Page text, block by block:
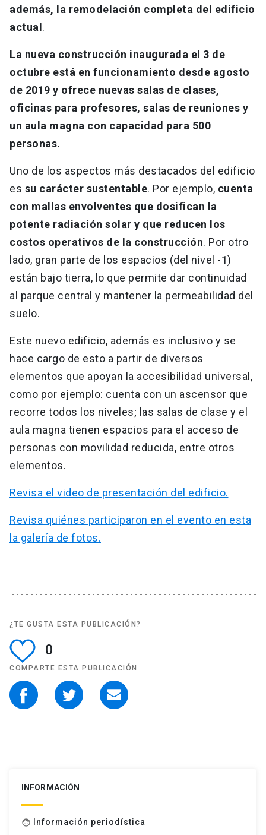
además, la remodelación completa del edificio
actual .
La nueva construcción inaugurada el 3 de
octubre está en funcionamiento desde agosto
de 2019 y ofrece nuevas salas de clases,
oficinas para profesores, salas de reuniones y
un aula magna con capacidad para 500
personas.
Uno de los aspectos más destacados del edificio
es su carácter sustentable. Por ejemplo, cuenta
con mallas envolventes que dosifican la
potente radiación solar y que reducen los
costos operativos de la construcción. Por otro
lado, gran parte de los espacios (del nivel -1)
están bajo tierra, lo que permite dar continuidad
al parque central y mantener la permeabilidad del
suelo.
Este nuevo edificio, además es inclusivo y se
hace cargo de esto a partir de diversos
elementos que apoyan la accesibilidad universal,
como por ejemplo: cuenta con un ascensor que
recorre todos los niveles; las salas de clase y el
aula magna tienen espacios para el acceso de
personas con movilidad reducida, entre otros
elementos.
Revisa el video de presentación del edificio.
Revisa quiénes participaron en el evento en esta
la galería de fotos.
¿TE GUSTA ESTA PUBLICACIÓN?
0
COMPARTE ESTA PUBLICACIÓN
INFORMACIÓN
face Información periodística